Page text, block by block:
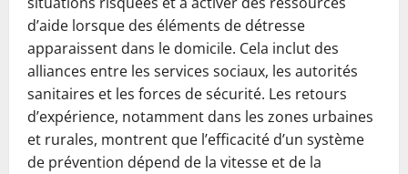
d’aide lorsque des éléments de détresse
apparaissent dans le domicile. Cela inclut des
alliances entre les services sociaux, les autorités
sanitaires et les forces de sécurité. Les retours
d’expérience, notamment dans les zones urbaines
et rurales, montrent que l’efficacité d’un système
de prévention dépend de la vitesse et de la